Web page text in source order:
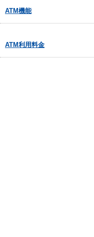
ATM機能
ATM利用料金